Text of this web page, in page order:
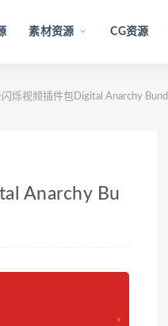
素材资源 CG资源
烁视频插件包Digital Anarchy
Anarchy Bu